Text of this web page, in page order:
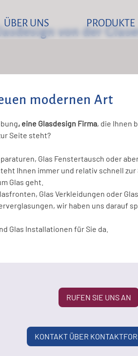
ÜBER UNS PRODUKTE
Badezimmer &
FAQ
Außenbereiche &
& Verglasung
& Glas Spanndecken
Glasprofil Fassade
& Objektverglasung
& Panoramaverglasung
Solarterrassendächer
& Trennwände
System Trennwände
Glaswandsysteme
Glassysteme
Moderne Glaswandsysteme
FAQ Glaslösungen Büro & Gewerbe
FAQ
Glasherstellung
FAQ
FAQ
von der
modernen Art
, eine Glasdesign Firma, die Ihnen
Seite steht?
Glas Fenstertausch oder
Ihnen immer und relativ schnell zur
Glas geht.
Glas Verkleidungen oder
wir haben uns darauf
Glas Installationen für Sie da.
RUFEN SIE UNS AN
KONTAKT ÜBER